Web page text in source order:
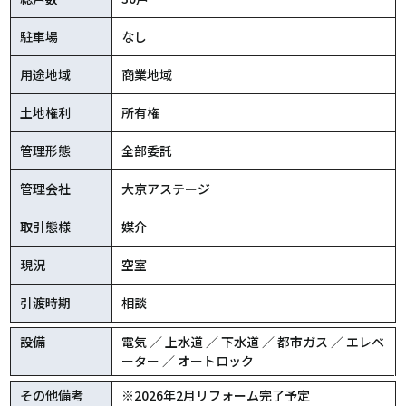
駐車場 なし
用途地域 商業地域
土地権利 所有権
管理形態 全部委託
管理会社 大京アステージ
取引態様 媒介
現況 空室
引渡時期 相談
設備
電気 ／ 上水道 ／ 下水道 ／ 都市ガス ／ エレベ
ーター ／ オートロック
その他備考
※2026年2月リフォーム完了予定